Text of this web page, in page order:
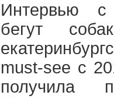
Интервью с
бегут
must-see с